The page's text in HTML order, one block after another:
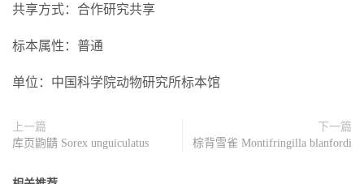
共享方式：合作研究共享
标本属性：普通
单位：中国科学院动物研究所标本馆
上一篇
库页鼩鼱 Sorex unguiculatus
下一篇
棕背雪雀 Montifringilla blanfordi